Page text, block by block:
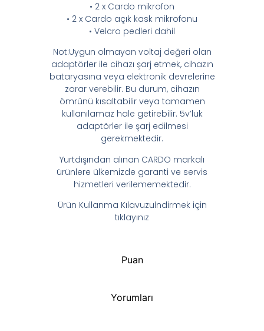
Puan
Yorumları
• 2 x Cardo mikrofon
• 2 x Cardo açık kask mikrofonu
• Velcro pedleri dahil
Not:Uygun olmayan voltaj değeri olan
adaptörler ile cihazı şarj etmek, cihazın
bataryasına veya elektronik devrelerine
zarar verebilir. Bu durum, cihazın
ömrünü kısaltabilir veya tamamen
kullanılamaz hale getirebilir. 5v’luk
adaptörler ile şarj edilmesi
gerekmektedir.
Yurtdışından alınan CARDO markalı
ürünlere ülkemizde garanti ve servis
hizmetleri verilememektedir.
Ürün Kullanma Kılavuzuİndirmek için
tıklayınız